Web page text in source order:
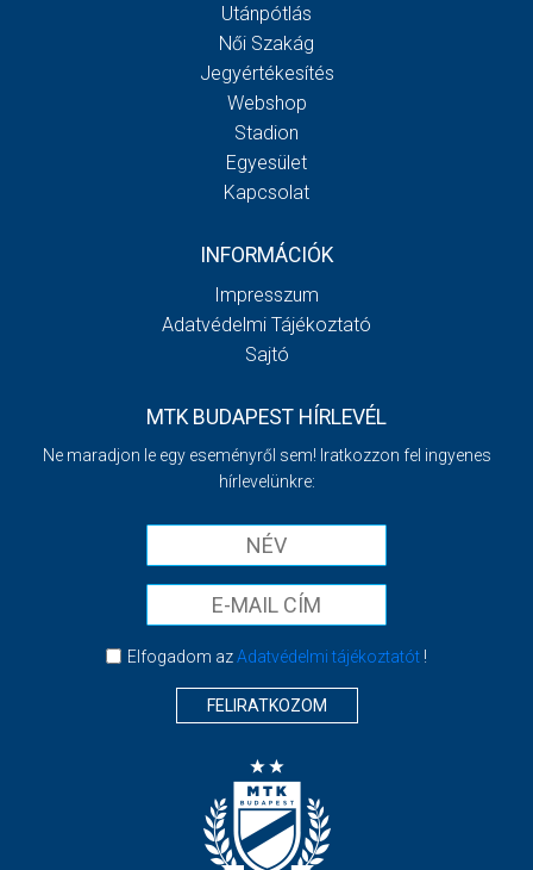
Utánpótlás
Női Szakág
Jegyértékesítés
Webshop
Stadion
Egyesület
Kapcsolat
INFORMÁCIÓK
Impresszum
Adatvédelmi Tájékoztató
Sajtó
MTK BUDAPEST HÍRLEVÉL
Ne maradjon le egy eseményről sem! Iratkozzon fel ingyenes
hírlevelünkre:
Elfogadom azAdatvédelmi tájékoztatót!
FELIRATKOZOM